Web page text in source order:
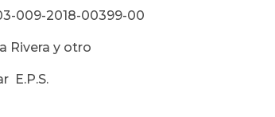
009-2018-00399-00
Rivera y otro
E.P.S.